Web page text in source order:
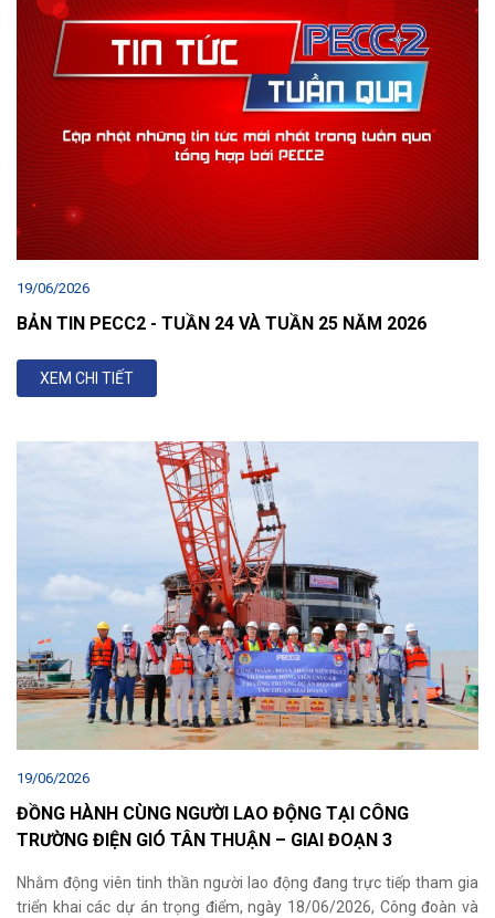
19/06/2026
BẢN TIN PECC2 - TUẦN 24 VÀ TUẦN 25 NĂM 2026
XEM CHI TIẾT
19/06/2026
ĐỒNG HÀNH CÙNG NGƯỜI LAO ĐỘNG TẠI CÔNG
TRƯỜNG ĐIỆN GIÓ TÂN THUẬN – GIAI ĐOẠN 3
Nhằm động viên tinh thần người lao động đang trực tiếp tham gia
triển khai các dự án trọng điểm, ngày 18/06/2026, Công đoàn và